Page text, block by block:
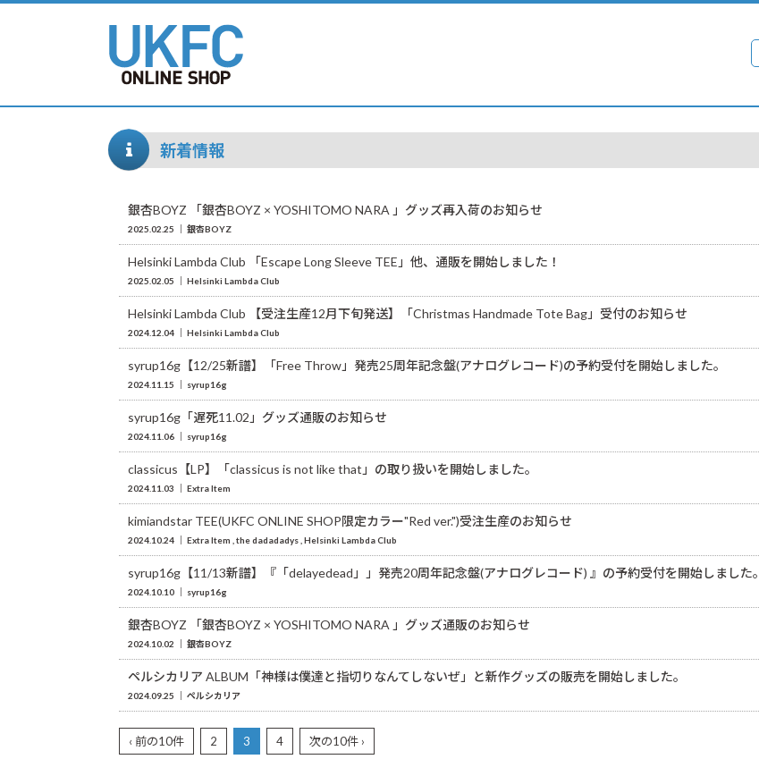
新着情報
銀杏BOYZ 「銀杏BOYZ × YOSHITOMO NARA 」グッズ再入荷のお知らせ
2025.02.25 銀杏BOYZ
Helsinki Lambda Club 「Escape Long Sleeve TEE」他、通販を開始しました！
2025.02.05 Helsinki Lambda Club
Helsinki Lambda Club 【受注生産12月下旬発送】「Christmas Handmade Tote Bag」受付のお知らせ
2024.12.04 Helsinki Lambda Club
syrup16g【12/25新譜】「Free Throw」発売25周年記念盤(アナログレコード)の予約受付を開始しました。
2024.11.15 syrup16g
syrup16g「遅死11.02」グッズ通販のお知らせ
2024.11.06 syrup16g
classicus【LP】「classicus is not like that」の取り扱いを開始しました。
2024.11.03 Extra Item
kimiandstar TEE(UKFC ONLINE SHOP限定カラー"Red ver.")受注生産のお知らせ
2024.10.24 Extra Item the dadadadys Helsinki Lambda Club
syrup16g【11/13新譜】『「delayedead」」発売20周年記念盤(アナログレコード) 』の予約受付を開始しました。
2024.10.10 syrup16g
銀杏BOYZ 「銀杏BOYZ × YOSHITOMO NARA 」グッズ通販のお知らせ
2024.10.02 銀杏BOYZ
ペルシカリア ALBUM「神様は僕達と指切りなんてしないぜ」と新作グッズの販売を開始しました。
2024.09.25 ペルシカリア
‹ 前の10件 2 3 4 次の10件 ›